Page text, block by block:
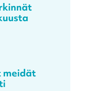
meidät